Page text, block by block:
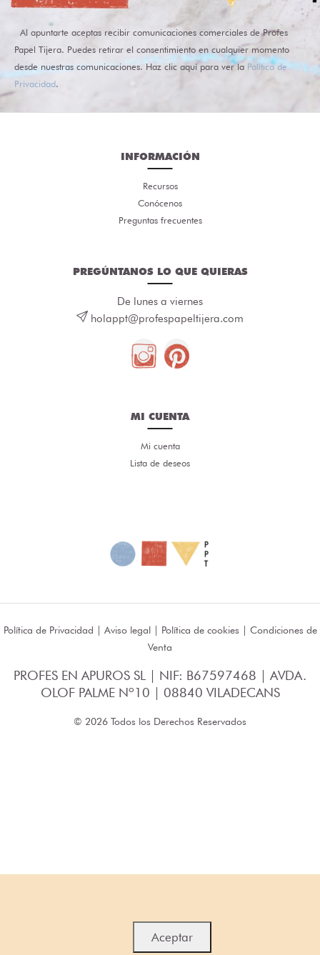
Al apuntarte aceptas recibir comunicaciones comerciales de Profes
Papel Tijera. Puedes retirar el consentimiento en cualquier momento
desde nuestras comunicaciones. Haz clic aquí para ver la Política de
Privacidad.
INFORMACIÓN
Recursos
Conócenos
Preguntas frecuentes
PREGÚNTANOS LO QUE QUIERAS
De lunes a viernes
holappt@profespapeltijera.com
MI CUENTA
Mi cuenta
Lista de deseos
Política de Privacidad | Aviso legal| Política de cookies | Condiciones de
Venta
PROFES EN APUROS SL | NIF: B67597468 | AVDA.
OLOF PALME Nº10 | 08840 VILADECANS
© 2026 Todos los Derechos Reservados
Aceptar